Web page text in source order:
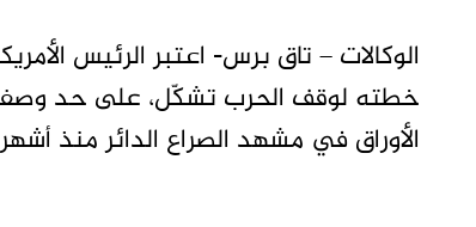
الوكالات – تاق برس- اعتبر الرئيس
خطته لوقف الحرب تشكّل، على حد
الأوراق في مشهد الصراع الدائر منذ